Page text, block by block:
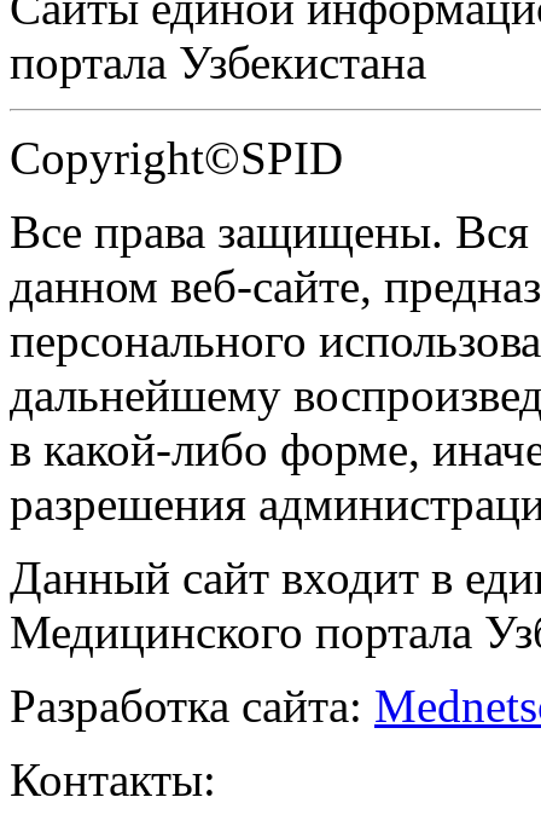
портала Узбекистана
Copyright©SPID
Все права защищены.
данном веб-сайте,
персонального
дальнейшему
в какой-либо форме,
разрешения
Данный сайт входит в
Медицинского портала
Разработка сайта:
Контакты: